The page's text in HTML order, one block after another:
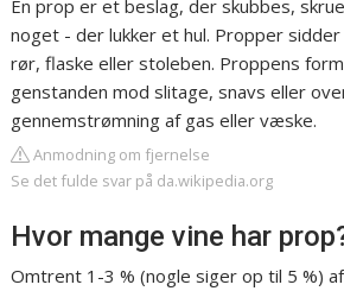
En prop er et beslag, der skubbes,
noget - der lukker et hul. Propper
rør, flaske eller stoleben. Proppens
genstanden mod slitage, snavs eller
gennemstrømning af gas eller væske.
Anmodning om fjernelse
Se det fulde svar på da.wikipedia.org
Hvor mange vine har
Omtrent 1-3 % (nogle siger op til 5 %)